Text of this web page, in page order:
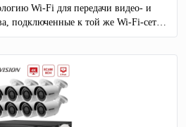
Wi-Fi для передачи видео- и
подключенные к той же Wi-Fi-сети